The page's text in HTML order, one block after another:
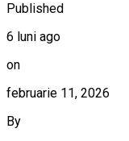
Published
6 luni ago
on
februarie 11, 2026
By